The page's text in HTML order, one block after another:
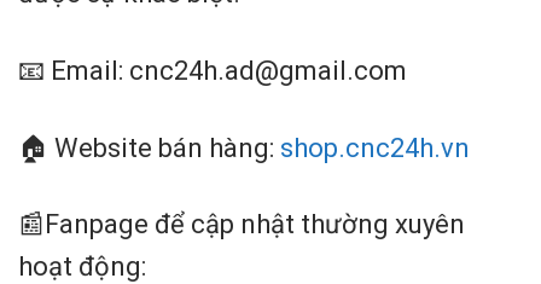
📧 Email: cnc24h.ad@gmail.com
🏠 Website bán hàng: shop.cnc24h.vn
📰Fanpage để cập nhật thường xuyên
hoạt động: